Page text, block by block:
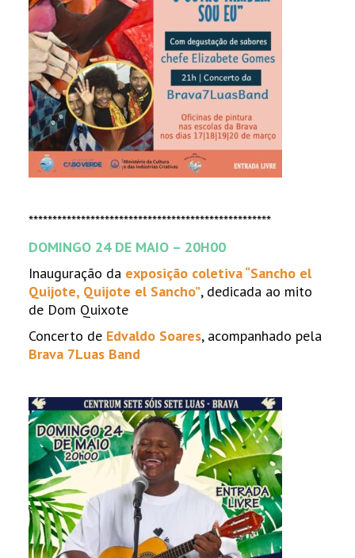
***************************************************
DOMINGO 24 DE MAIO – 20H00
Inauguração da exposição coletiva “Sancho el
Quijote, Quijote el Sancho”, dedicada ao mito
de Dom Quixote
Concerto de Edvaldo Soares, acompanhado pela
Brava 7Luas Band